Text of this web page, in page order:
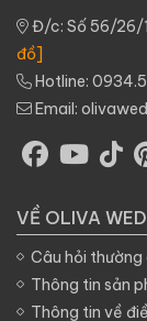
Đ/c: Số 56/26/
đồ]
Hotline:
Email:
VỀ OLIVA
Câu hỏi thường
Thông tin sản
Thông tin về